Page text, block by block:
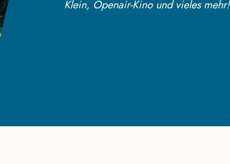
Klein, Openair-Kino und vieles mehr!